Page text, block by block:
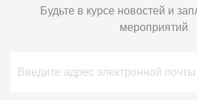
Будьте в курсе новостей и
мероприятий.